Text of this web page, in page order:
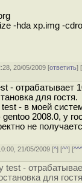
-hda xp.img -
20/05/2009 [ответить] [
- отрабатывает
для гостя.
- в моей
gentoo 2008.0, у
не
21/05/2009 [^] [^^] [
test -
для